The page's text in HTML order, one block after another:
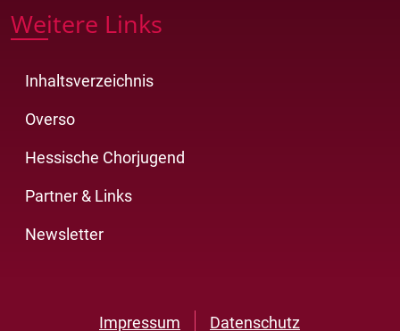
Weitere Links
Inhaltsverzeichnis
Overso
Hessische Chorjugend
Partner & Links
Newsletter
Impressum Datenschutz